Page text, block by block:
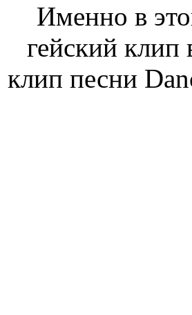
Именно в
гейский клип
клип песни